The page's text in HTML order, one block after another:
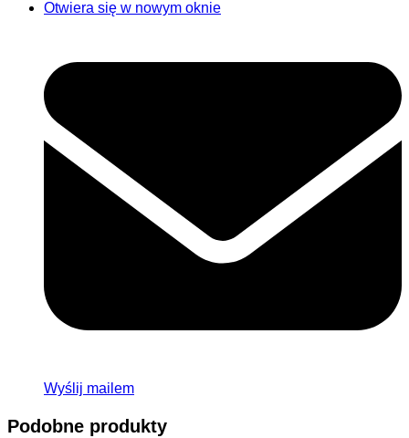
Otwiera się w nowym oknie
Wyślij mailem
Podobne produkty